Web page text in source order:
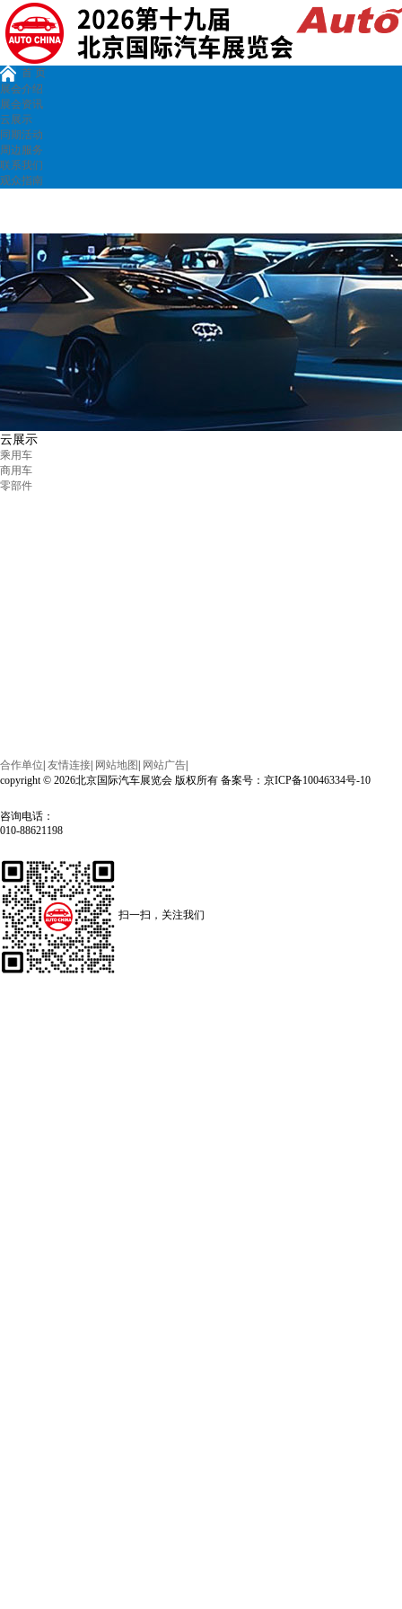
首 页
展会介绍
展会资讯
云展示
同期活动
周边服务
联系我们
观众指南
云展示
乘用车
商用车
零部件
合作单位 友情连接 网站地图 网站广告
copyright © 2026北京国际汽车展览会 版权所有 备案号：京ICP备10046334号-10
咨询电话：
010-88621198
扫一扫，关注我们